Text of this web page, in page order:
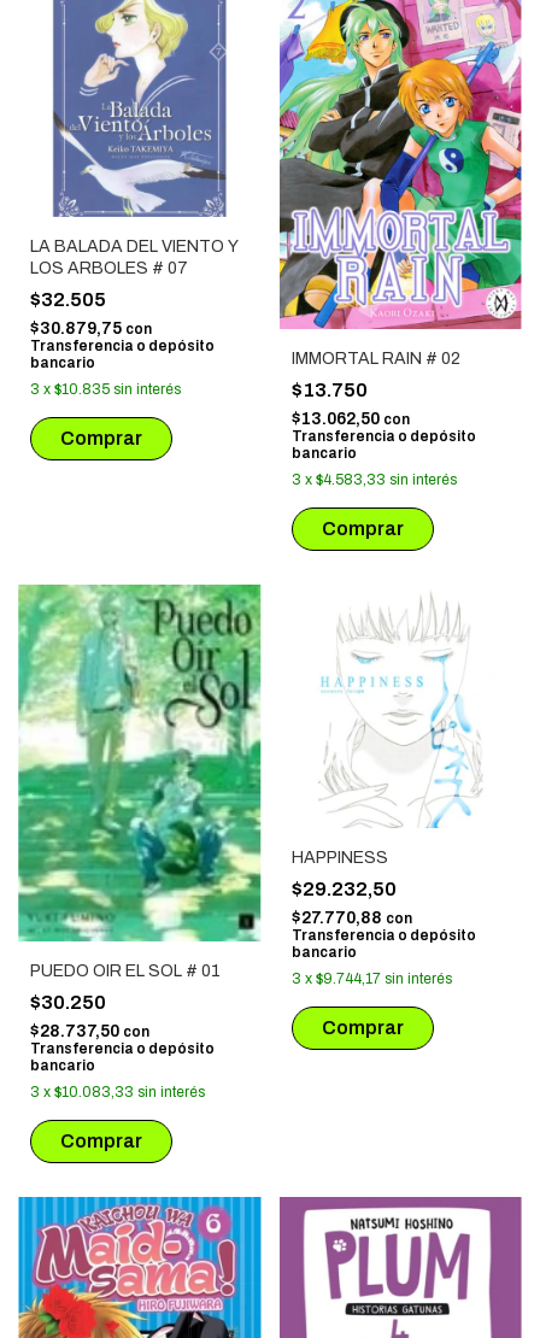
LA BALADA DEL VIENTO Y
LOS ARBOLES # 07
$32.505
$30.879,75 con
Transferencia o depósito
bancario
3 x $10.835 sin interés
IMMORTAL RAIN # 02
$13.750
$13.062,50 con
Transferencia o depósito
bancario
3 x $4.583,33 sin interés
PUEDO OIR EL SOL # 01
$30.250
$28.737,50 con
Transferencia o depósito
bancario
3 x $10.083,33 sin interés
HAPPINESS
$29.232,50
$27.770,88 con
Transferencia o depósito
bancario
3 x $9.744,17 sin interés